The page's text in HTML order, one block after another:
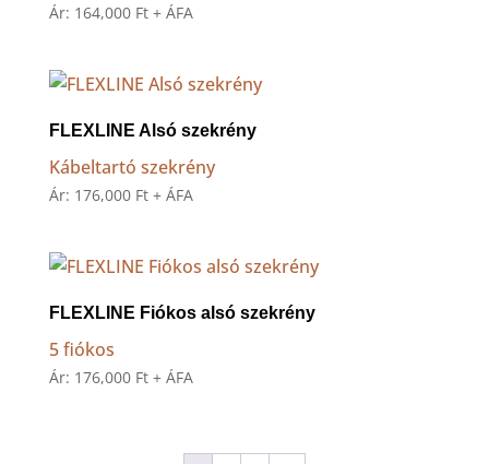
Ár: 164,000 Ft + ÁFA
FLEXLINE Alsó szekrény
Kábeltartó szekrény
Ár: 176,000 Ft + ÁFA
FLEXLINE Fiókos alsó szekrény
5 fiókos
Ár: 176,000 Ft + ÁFA